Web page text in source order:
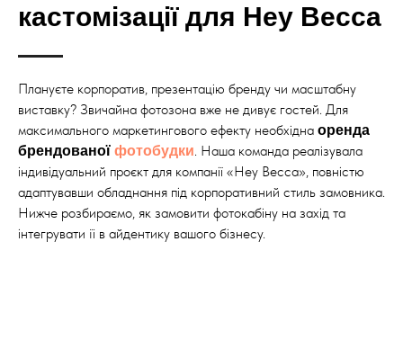
кастомізації для Hey Becca
Плануєте корпоратив, презентацію бренду чи масштабну
виставку? Звичайна фотозона вже не дивує гостей. Для
максимального маркетингового ефекту необхідна оренда
брендованої фотобудки. Наша команда реалізувала
індивідуальний проєкт для компанії «Hey Becca», повністю
адаптувавши обладнання під корпоративний стиль замовника.
Нижче розбираємо, як замовити фотокабіну на захід та
інтегрувати її в айдентику вашого бізнесу.